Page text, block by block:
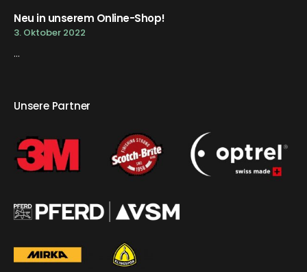
Neu in unserem Online-Shop!
3. Oktober 2022
...
Unsere Partner